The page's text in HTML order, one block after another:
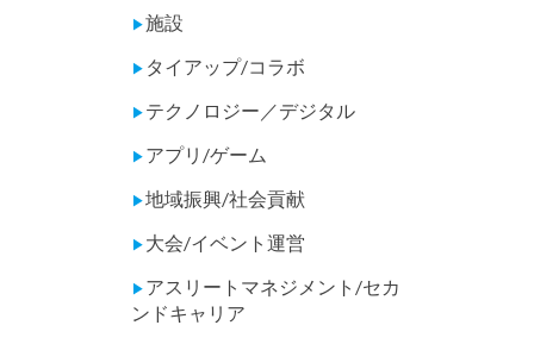
▶施設
▶ タイアップ/コラボ
▶ テクノロジー／デジタル
▶ アプリ/ゲーム
▶地域振興/社会貢献
▶ 大会/イベント運営
▶ アスリートマネジメント/セカ
ンドキャリア